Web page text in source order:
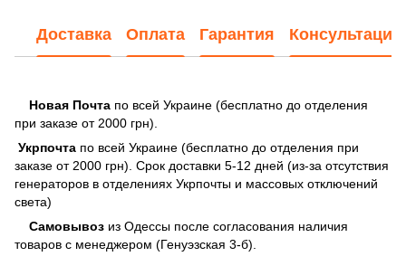
Доставка Оплата Гарантия Консультация
Новая Почта по всей Украине (бесплатно до отделения
при заказе от 2000 грн).
Укрпочта по всей Украине (бесплатно до отделения при
заказе от 2000 грн). Срок доставки 5-12 дней (из-за отсутствия
генераторов в отделениях Укрпочты и массовых отключений
света)
Самовывоз из Одессы после согласования наличия
товаров с менеджером (Генуэзская 3-б).